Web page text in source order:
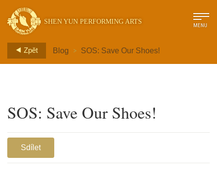
SHEN YUN PERFORMING ARTS
MENU
Zpět Blog > SOS: Save Our Shoes!
SOS: Save Our Shoes!
Sdílet